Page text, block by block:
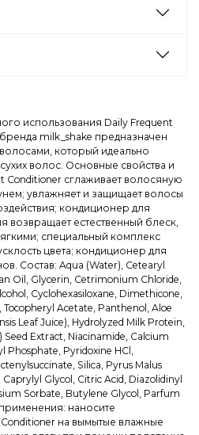
использования Daily Frequent
milk_shake предназначен
который идеально
волос. Основные свойства и
Conditioner сглаживает волосяную
увлажняет и защищает волосы
кондиционер для
возвращает естественный блеск,
специальный комплекс
цвета; кондиционер для
Состав: Aqua (Water), Cetearyl
Oil, Glycerin, Cetrimonium Chloride,
Cyclohexasiloxane, Dimethicone,
Acetate, Panthenol, Aloe
Leaf Juice), Hydrolyzed Milk Protein,
Extract, Niacinamide, Calcium
Phosphate, Pyridoxine HCl,
Silica, Pyrus Malus
Glycol, Citric Acid, Diazolidinyl
Sorbate, Butylene Glycol, Parfum
наносите
на вымытые влажные